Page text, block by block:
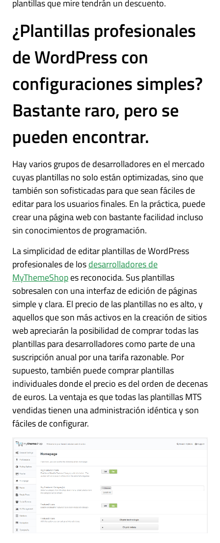
plantillas que mire tendrán un descuento.
¿Plantillas profesionales
de WordPress con
configuraciones simples?
Bastante raro, pero se
pueden encontrar.
Hay varios grupos de desarrolladores en el mercado
cuyas plantillas no solo están optimizadas, sino que
también son sofisticadas para que sean fáciles de
editar para los usuarios finales. En la práctica, puede
crear una página web con bastante facilidad incluso
sin conocimientos de programación.
La simplicidad de editar plantillas de WordPress
profesionales de losdesarrolladores de
MyThemeShopes reconocida. Sus plantillas
sobresalen con una interfaz de edición de páginas
simple y clara. El precio de las plantillas no es alto, y
aquellos que son más activos en la creación de sitios
web apreciarán la posibilidad de comprar todas las
plantillas para desarrolladores como parte de una
suscripción anual por una tarifa razonable. Por
supuesto, también puede comprar plantillas
individuales donde el precio es del orden de decenas
de euros. La ventaja es que todas las plantillas MTS
vendidas tienen una administración idéntica y son
fáciles de configurar.